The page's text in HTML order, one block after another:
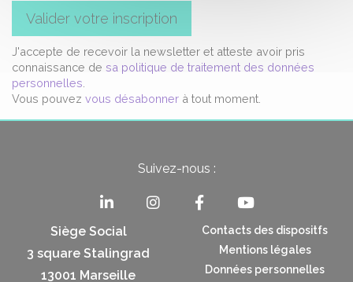
Valider votre inscription
J'accepte de recevoir la newsletter et atteste avoir pris
connaissance de sa politique de traitement des données
personnelles
Vous pouvez vous désabonner à tout moment.
Suivez-nous :
Siège Social
3 square Stalingrad
13001 Marseille
Contacts des dispositfs
Mentions légales
Données personnelles